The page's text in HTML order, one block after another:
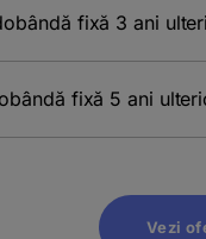
fixă 3 ani
fixă 5 ani
Vezi